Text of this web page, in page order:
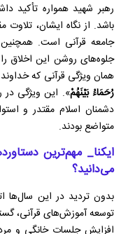
رهبر شهید همواره تأکید
باشد. از نگاه ایشان،
جامعه قرآنی است. همچنین
جلوه‌های روشن این اخلاق
همان ویژگی قرآنی که
رُحَمَاءُ بَیْنَهُمْ». این ویژگی در
دشمنان اسلام مقتدر و
متواضع بودند.
ایکنا_ مهم‌ترین
می‌دانید؟
بدون تردید در این سال‌ها
توسعه آموزش‌های قرآنی،
افزایش جلسات خانگی و